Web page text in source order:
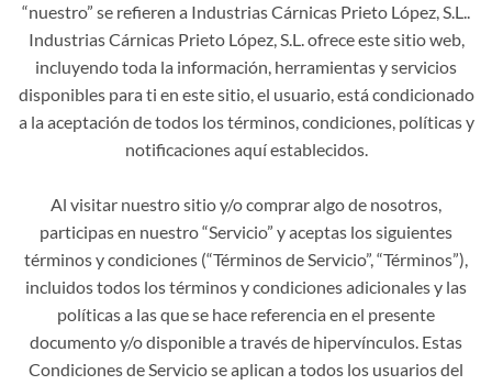
“nuestro” se refieren a Industrias Cárnicas Prieto López, S.L..
Industrias Cárnicas Prieto López, S.L. ofrece este sitio web,
incluyendo toda la información, herramientas y servicios
disponibles para ti en este sitio, el usuario, está condicionado
a la aceptación de todos los términos, condiciones, políticas y
notificaciones aquí establecidos.
Al visitar nuestro sitio y/o comprar algo de nosotros,
participas en nuestro “Servicio” y aceptas los siguientes
términos y condiciones (“Términos de Servicio”, “Términos”),
incluidos todos los términos y condiciones adicionales y las
políticas a las que se hace referencia en el presente
documento y/o disponible a través de hipervínculos. Estas
Condiciones de Servicio se aplican a todos los usuarios del